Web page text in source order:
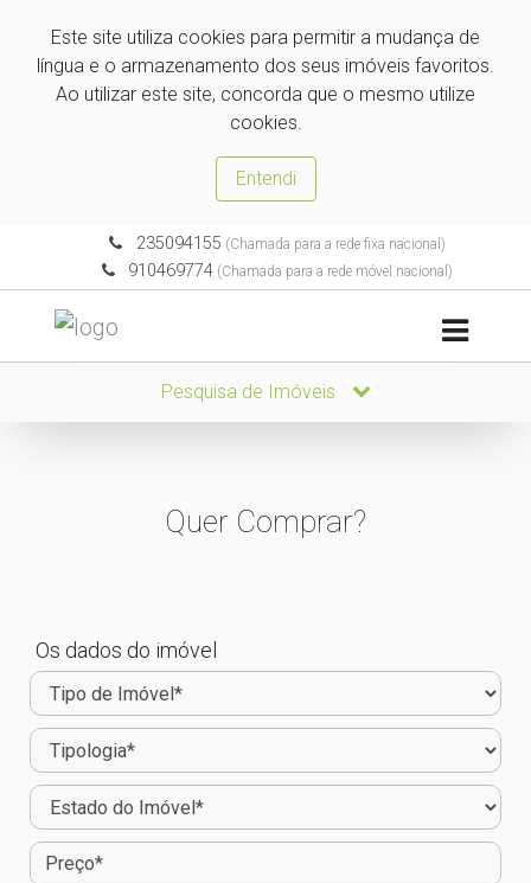
Este site utiliza cookies para permitir a mudança de
língua e o armazenamento dos seus imóveis favoritos.
Ao utilizar este site, concorda que o mesmo utilize
cookies.
Entendi
235094155 (Chamada para a rede fixa nacional)
910469774 (Chamada para a rede móvel nacional)
Pesquisa de Imóveis
Quer Comprar?
Os dados do imóvel